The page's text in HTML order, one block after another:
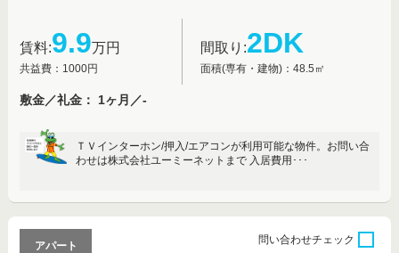
賃料:9.9万円
共益費：1000円
間取り:2DK
面積(専有・建物)：48.5㎡
敷金／礼金： 1ヶ月／-
ＴＶインターホン/押入/エアコンが利用可能な物件。お問い合
わせは株式会社ユーミーネットまで 入居費用･･･
アパート
問い合わせチェック